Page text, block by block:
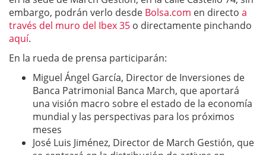
embargo, podrán verlo desde Bolsa.com en directo a
través del muro del Ibex 35 o directamente pinchando
aquí.
En la rueda de prensa participarán:
Miguel Ángel García, Director de Inversiones de
Banca Patrimonial Banca March, que aportará
una visión macro sobre el estado de la economía
mundial y las perspectivas para los próximos
meses
José Luis Jiménez, Director de March Gestión, que